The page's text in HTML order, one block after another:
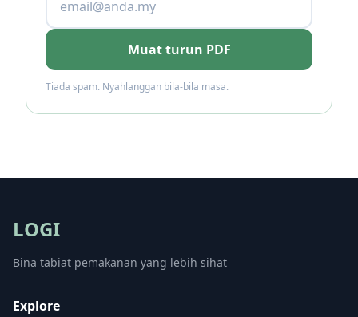
Muat turun PDF
Tiada spam. Nyahlanggan bila-bila masa.
LOGI
Bina tabiat pemakanan yang lebih sihat
Explore